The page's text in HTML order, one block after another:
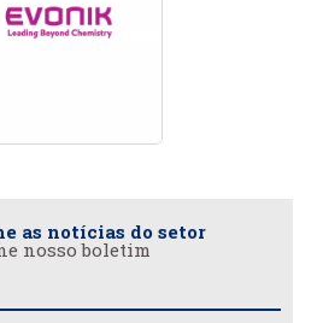
as notícias do setor
nosso boletim